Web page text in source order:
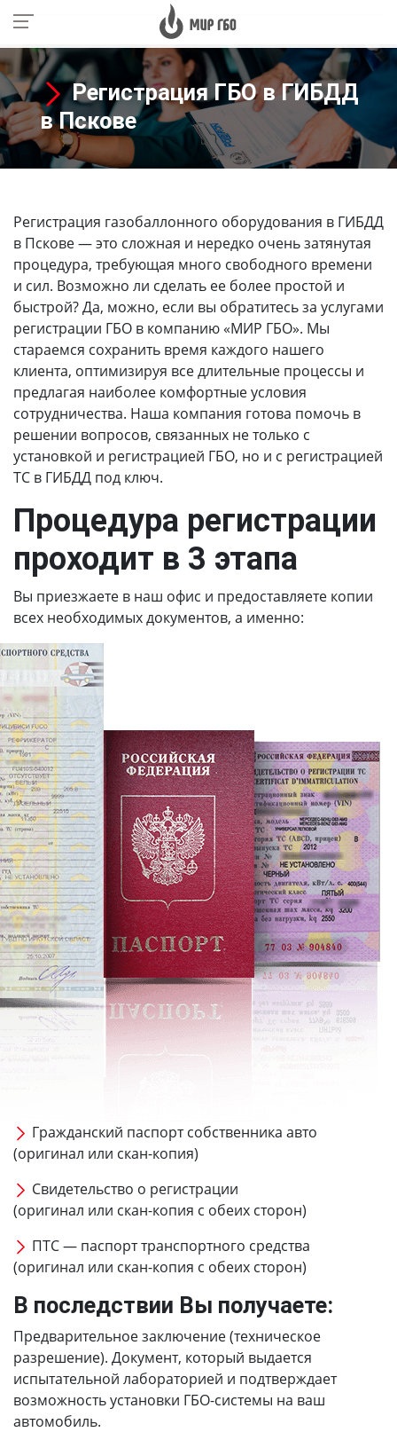
Регистрация ГБО в ГИБДД
в Пскове
Регистрация газобаллонного оборудования в ГИБДД
в Пскове— это сложная и нередко очень затянутая
процедура, требующая много свободного времени
и сил. Возможно ли сделать ее более простой и
быстрой? Да, можно, если вы обратитесь за услугами
регистрации ГБО в компанию «МИР ГБО». Мы
стараемся сохранить время каждого нашего
клиента, оптимизируя все длительные процессы и
предлагая наиболее комфортные условия
сотрудничества. Наша компания готова помочь в
решении вопросов, связанных не только с
установкой и регистрацией ГБО, но и с регистрацией
ТС в ГИБДД под ключ.
Процедура регистрации
проходит в 3 этапа
Вы приезжаете в наш офис и предоставляете копии
всех необходимых документов, а именно:
Гражданский паспорт собственника авто
(оригинал или скан-копия)
Свидетельство о регистрации
(оригинал или скан-копия с обеих сторон)
ПТС — паспорт транспортного средства
(оригинал или скан-копия с обеих сторон)
В последствии Вы получаете:
Предварительное заключение (техническое
разрешение). Документ, который выдается
испытательной лабораторией и подтверждает
возможность установки ГБО-системы на ваш
автомобиль.